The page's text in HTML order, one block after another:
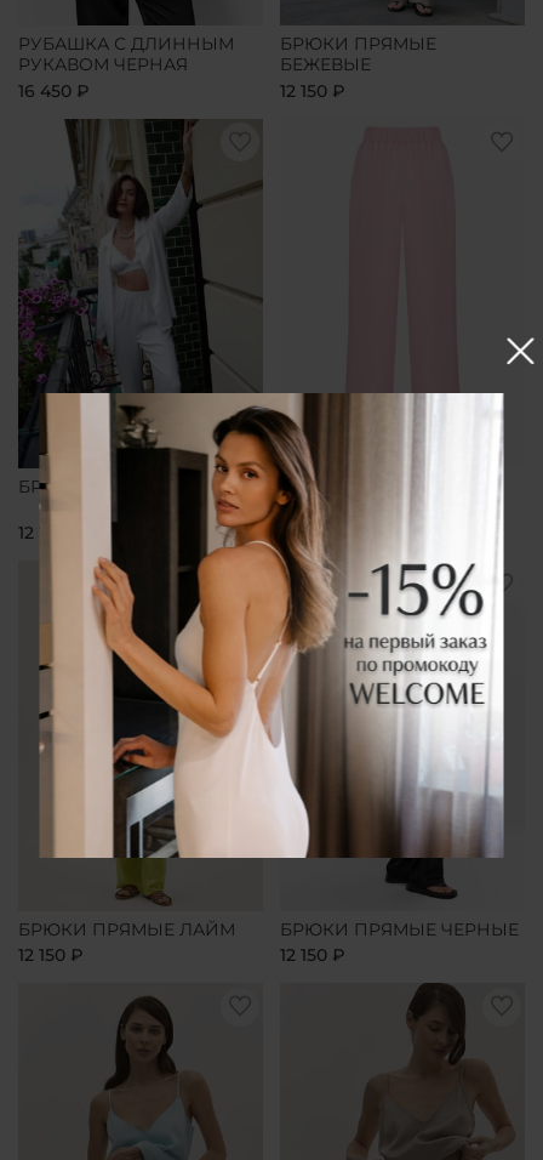
РУБАШКА С ДЛИННЫМ
РУКАВОМ ЧЕРНАЯ
16 450 ₽
БРЮКИ ПРЯМЫЕ
БЕЖЕВЫЕ
12 150 ₽
БРЮКИ ПРЯМЫЕ БЕЛЫЕ
12 150 ₽
БРЮКИ ПРЯМЫЕ
РОЗОВЫЕ
12 150 ₽
БРЮКИ ПРЯМЫЕ ЛАЙМ
12 150 ₽
БРЮКИ ПРЯМЫЕ ЧЕРНЫЕ
12 150 ₽